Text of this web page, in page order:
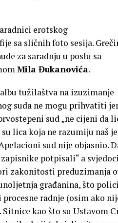
erotskog
sa sličnih foto sesija.
za saradnju u poslu sa
Mila Đukanovića.
tužilaštva na izuzimanje
suda ne mogu prihvatiti
sud „ne cijeni da
lica koja ne razumiju naš
sud nije objasnio.
potpisali“ a
zakonitosti preduzimanja
građanina, što
radnje (osim ako
kao što su Ustavom